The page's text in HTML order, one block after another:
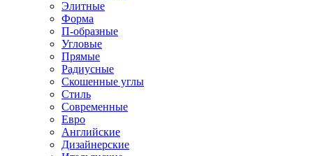
Элитные
Форма
П-образные
Угловые
Прямые
Радиусные
Скошенные углы
Стиль
Современные
Евро
Английские
Дизайнерские